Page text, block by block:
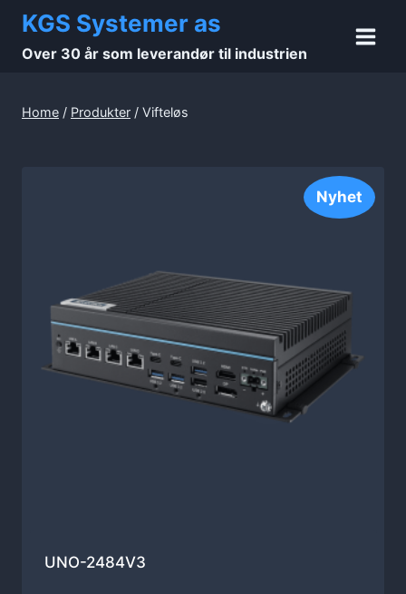
Skip
content
KGS Systemer as
Over 30 år som leverandør til industrien
Home / Produkter / Vifteløs
Nyhet
UNO-2484V3